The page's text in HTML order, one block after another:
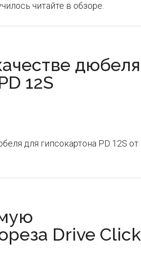
читайте в обзоре.
дюбеля
12S
для гипсокартона PD 12S от
Drive Click